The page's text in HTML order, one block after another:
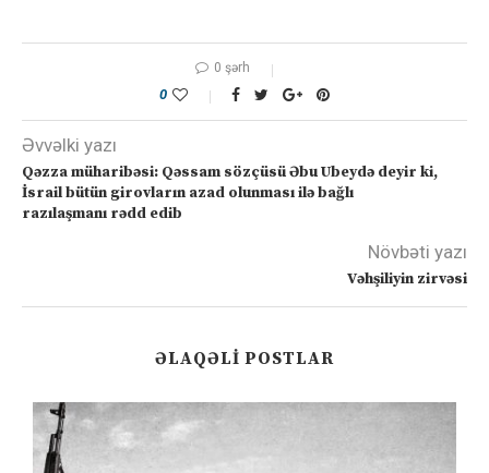
0 şərh
0
Əvvəlki yazı
Qəzza müharibəsi: Qəssam sözçüsü Əbu Ubeydə deyir ki,
İsrail bütün girovların azad olunması ilə bağlı
razılaşmanı rədd edib
Növbəti yazı
Vəhşiliyin zirvəsi
ƏLAQƏLI POSTLAR